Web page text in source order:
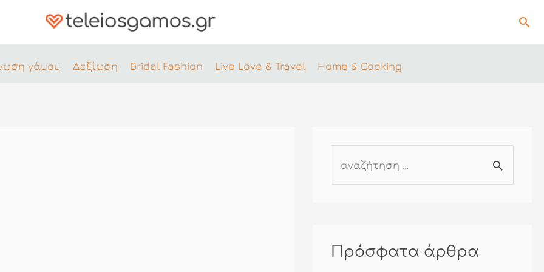
γάμου Δεξίωση Bridal Fashion Live Love & Travel Home & Cooking
ή
Πρόσφατα άρθρα